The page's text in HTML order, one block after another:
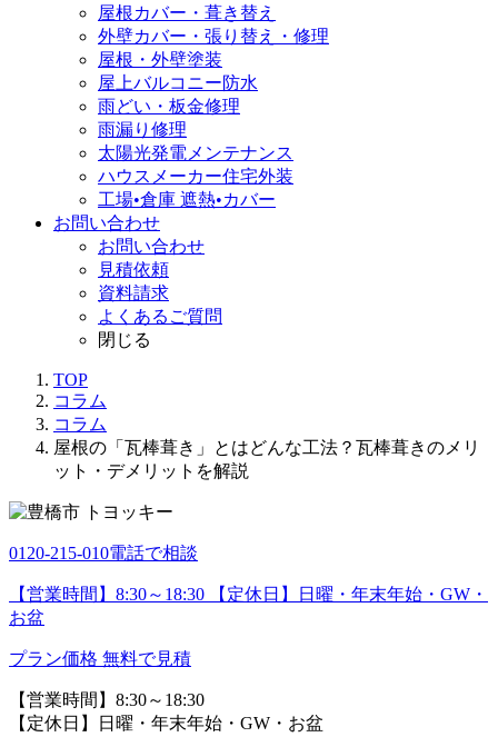
屋根カバー・葺き替え
外壁カバー・張り替え・修理
屋根・外壁塗装
屋上バルコニー防水
雨どい・板金修理
雨漏り修理
太陽光発電メンテナンス
ハウスメーカー住宅外装
工場•倉庫 遮熱•カバー
お問い合わせ
お問い合わせ
見積依頼
資料請求
よくあるご質問
閉じる
TOP
コラム
コラム
屋根の「瓦棒葺き」とはどんな工法？瓦棒葺きのメリ
ット・デメリットを解説
0120-215-010電話で相談
【営業時間】8:30～18:30 【定休日】日曜・年末年始・GW・
お盆
プラン価格 無料で見積
【営業時間】8:30～18:30
【定休日】日曜・年末年始・GW・お盆